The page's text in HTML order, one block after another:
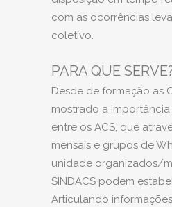
com as ocorrências
coletivo.
PARA QUE
Desde de formação as
mostrado a
entre os ACS, que
mensais e grupos de
unidade organizados/
SINDACS podem
Articulando